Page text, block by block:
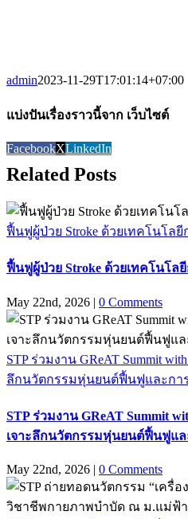
admin2023-11-29T17:01:14+07:00
แบ่งปันเรื่องราวนี้จาก เว็บไซต์
FacebookXLinkedIn
Related Posts
ฟื้นฟูผู้ป่วย Stroke ด้วยเทคโนโล
ฟื้นฟูผู้ป่วย Stroke ด้วยเทคโนโล
May 22nd, 2026 | 0 Comments
STP ร่วมงาน GReAT Summit
ลึกนวัตกรรมหุ่นยนต์ฟื้นฟูและกา
STP ร่วมงาน GReAT Summit
เจาะลึกนวัตกรรมหุ่นยนต์ฟื้นฟูแ
May 22nd, 2026 | 0 Comments